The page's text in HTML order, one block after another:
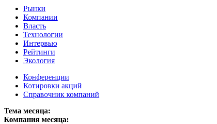
Рынки
Компании
Власть
Технологии
Интервью
Рейтинги
Экология
Конференции
Котировки акций
Справочник компаний
Тема месяца:
Компания месяца: